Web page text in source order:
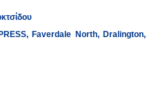
Faverdale North, Dralington,